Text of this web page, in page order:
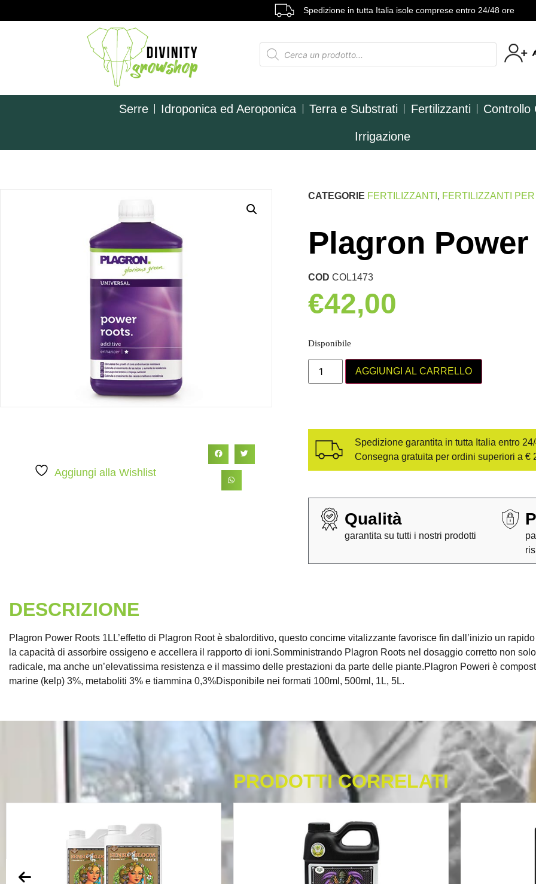
Spedizione in tutta Italia isole comprese entro 24/48 ore
Serre Idroponica ed Aeroponica Terra e Substrati Fertilizzanti Controllo
Irrigazione
Aggiungi alla Wishlist
CATEGORIE FERTILIZZANTI , FERTILIZZANTI
Plagron
CODCOL1473
€42,00
Disponibile
AGGIUNGI AL CARRELLO
Spedizione garantita in tutta Italia entro
Consegna gratuita per ordini superiori a €
Qualità
garantita su tutti i nostri prodotti
DESCRIZIONE
Plagron Power Roots 1LL’effetto di Plagron Root è sbalorditivo, questo concime vitalizzante favorisce fin dall’inizio un
la capacità di assorbire ossigeno e accellera il rapporto di ioni.Somministrando Plagron Roots nel dosaggio corretto non
radicale, ma anche un’elevatissima resistenza e il massimo delle prestazioni da parte delle piante.Plagron Poweri è
marine (kelp) 3%, metaboliti 3% e tiammina 0,3%Disponibile nei formati 100ml, 500ml, 1L, 5L.
PRODOTTI CORRELATI